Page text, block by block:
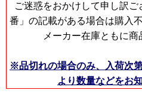
ご迷惑をおかけして申し訳
番」の記載がある場合は購入
メーカー在庫ともに商
※品切れの場合のみ、入荷次
より数量などをお